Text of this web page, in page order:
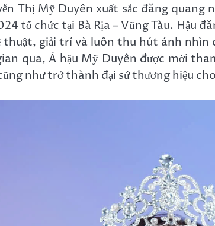
Thị Mỹ Duyên xuất sắc đăng quang
tổ chức tại Bà Rịa – Vũng Tàu. Hậu
thuật, giải trí và luôn thu hút ánh nhìn
qua, Á hậu Mỹ Duyên được mời
như trở thành đại sứ thương hiệu